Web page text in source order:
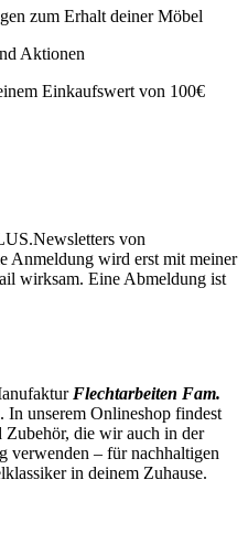
zum Erhalt deiner Möbel
Aktionen
Einkaufswert von 100€
von
Anmeldung wird erst mit meiner
wirksam. Eine Abmeldung ist
Flechtarbeiten Fam.
unserem Onlineshop findest
Zubehör, die wir auch in der
verwenden – für nachhaltigen
in deinem Zuhause.